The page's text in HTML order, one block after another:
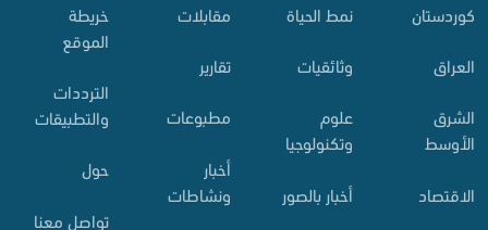
کوردستان
العراق
الشرق
الأوسط
الاقتصاد
نمط الحياة
وثائقيات
علوم
وتكنولوجيا
أخبار بالصور
مقابلات
تقارير
مطبوعات
أخبار
ونشاطات
خريطة
الموقع
الترددات
والتطبيقات
حول
تواصل معنا